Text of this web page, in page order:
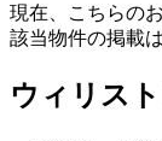
現在、こちらの
該当物件の掲載
ウィリス